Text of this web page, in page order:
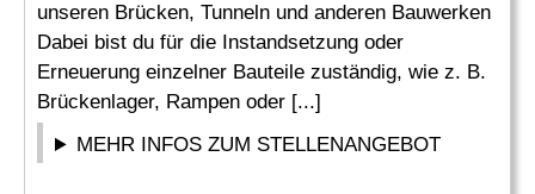
unseren Brücken, Tunneln und anderen Bauwerken
Dabei bist du für die Instandsetzung oder
Erneuerung einzelner Bauteile zuständig, wie z. B.
Brückenlager, Rampen oder [...]
MEHR INFOS ZUM STELLENANGEBOT